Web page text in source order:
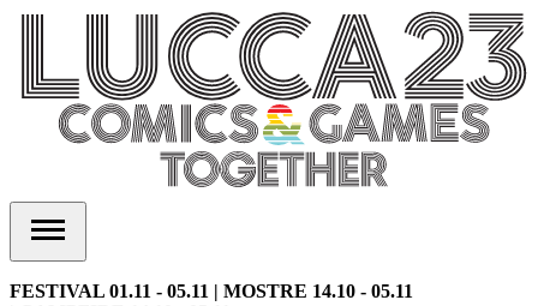
FESTIVAL 01.11 - 05.11 | MOSTRE 14.10 - 05.11